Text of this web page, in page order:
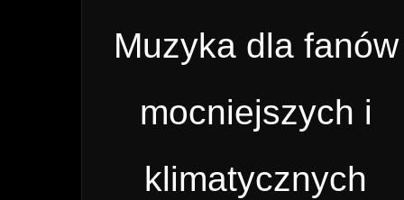
Muzyka dla fanów
mocniejszych i
klimatycznych